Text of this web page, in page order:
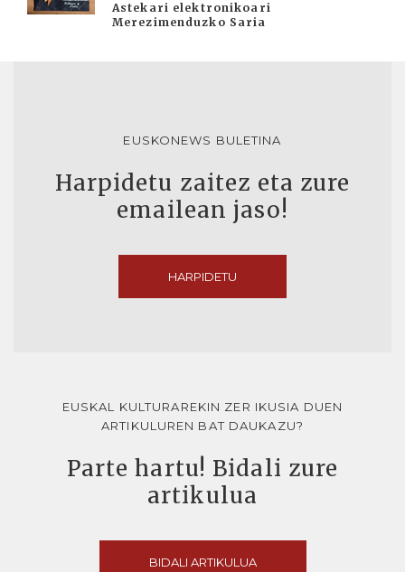
Astekari elektronikoari
Merezimenduzko Saria
EUSKONEWS BULETINA
Harpidetu zaitez eta zure
emailean jaso!
HARPIDETU
EUSKAL KULTURAREKIN ZER IKUSIA DUEN
ARTIKULUREN BAT DAUKAZU?
Parte hartu! Bidali zure
artikulua
BIDALI ARTIKULUA